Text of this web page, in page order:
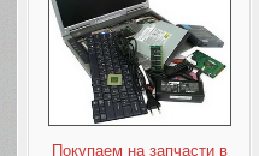
Покупаем на запчасти в